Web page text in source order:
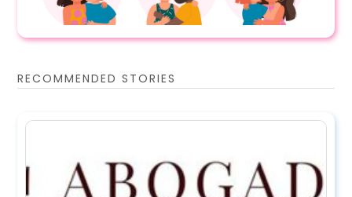
RECOMMENDED STORIES